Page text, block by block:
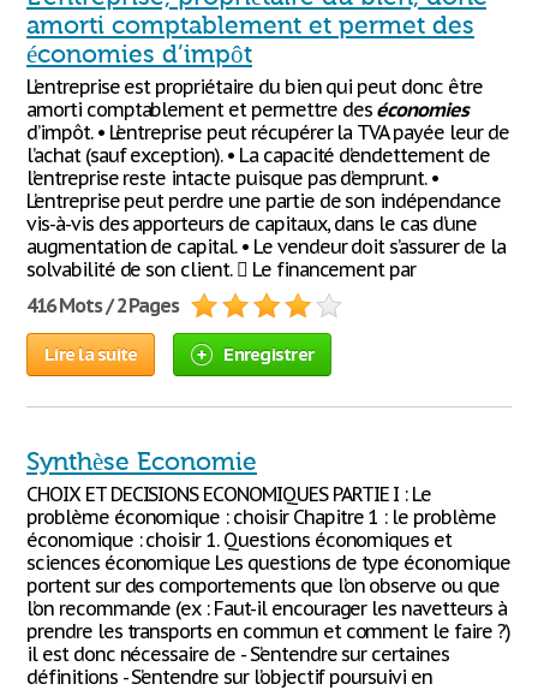
amorti comptablement et permet des
économies d’impôt
L’entreprise est propriétaire du bien qui peut donc être
amorti comptablement et permettre des économies
d’impôt. • L’entreprise peut récupérer la TVA payée leur de
l’achat (sauf exception). • La capacité d’endettement de
l’entreprise reste intacte puisque pas d’emprunt. •
L’entreprise peut perdre une partie de son indépendance
vis-à-vis des apporteurs de capitaux, dans le cas d’une
augmentation de capital. • Le vendeur doit s’assurer de la
solvabilité de son client.  Le financement par
416 Mots / 2 Pages
Lire la suite Enregistrer
Synthèse Economie
CHOIX ET DECISIONS ECONOMIQUES PARTIE I : Le
problème économique : choisir Chapitre 1 : le problème
économique : choisir 1. Questions économiques et
sciences économique Les questions de type économique
portent sur des comportements que l’on observe ou que
l’on recommande (ex : Faut-il encourager les navetteurs à
prendre les transports en commun et comment le faire ?)
il est donc nécessaire de - S’entendre sur certaines
définitions - S’entendre sur l’objectif poursuivi en